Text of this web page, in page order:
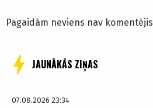
Pagaidām neviens nav komentējis
JAUNĀKĀS ZIŅAS
07.08.2026 23:34